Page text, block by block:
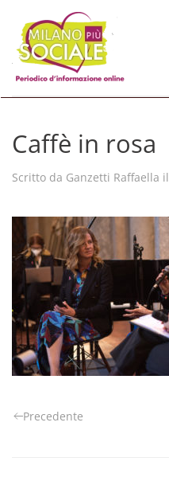
Skip to main content
Caffè in rosa
Scritto da Ganzetti Raffaella il
Precedente